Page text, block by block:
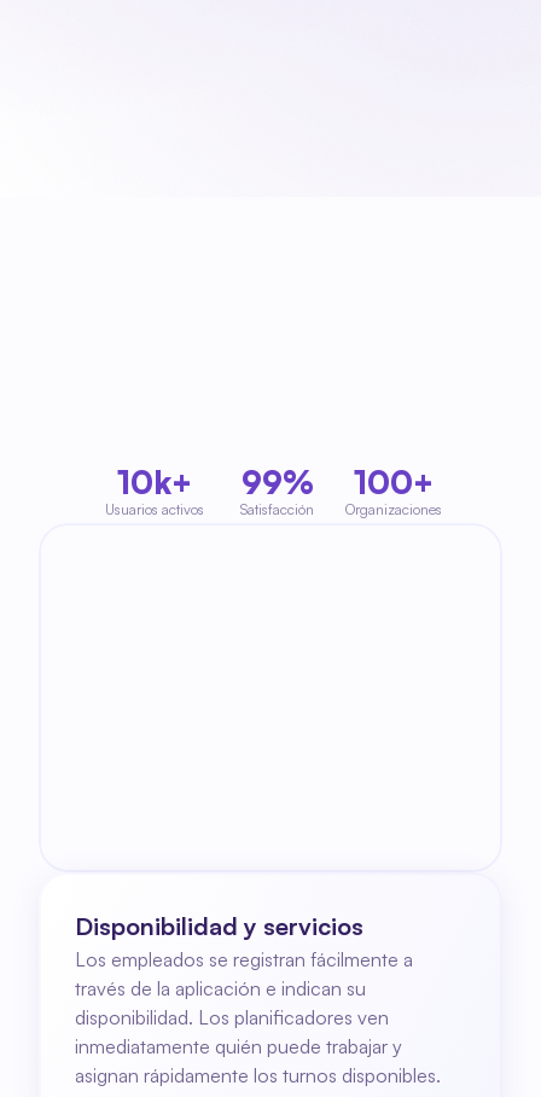
10k+
Usuarios activos
99%
Satisfacción
100+
Organizaciones
Disponibilidad y servicios
Los empleados se registran fácilmente a
través de la aplicación e indican su
disponibilidad. Los planificadores ven
inmediatamente quién puede trabajar y
asignan rápidamente los turnos disponibles.